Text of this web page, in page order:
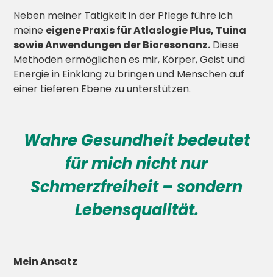
Neben meiner Tätigkeit in der Pflege führe ich
meine eigene Praxis für Atlaslogie Plus, Tuina
sowie Anwendungen der Bioresonanz. Diese
Methoden ermöglichen es mir, Körper, Geist und
Energie in Einklang zu bringen und Menschen auf
einer tieferen Ebene zu unterstützen.
Wahre Gesundheit bedeutet
für mich nicht nur
Schmerzfreiheit – sondern
Lebensqualität.
Mein Ansatz